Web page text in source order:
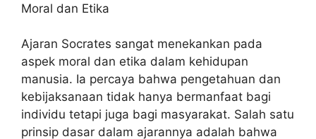
Moral dan Etika
Ajaran Socrates sangat menekankan pada
aspek moral dan etika dalam kehidupan
manusia. Ia percaya bahwa pengetahuan dan
kebijaksanaan tidak hanya bermanfaat bagi
individu tetapi juga bagi masyarakat. Salah satu
prinsip dasar dalam ajarannya adalah bahwa